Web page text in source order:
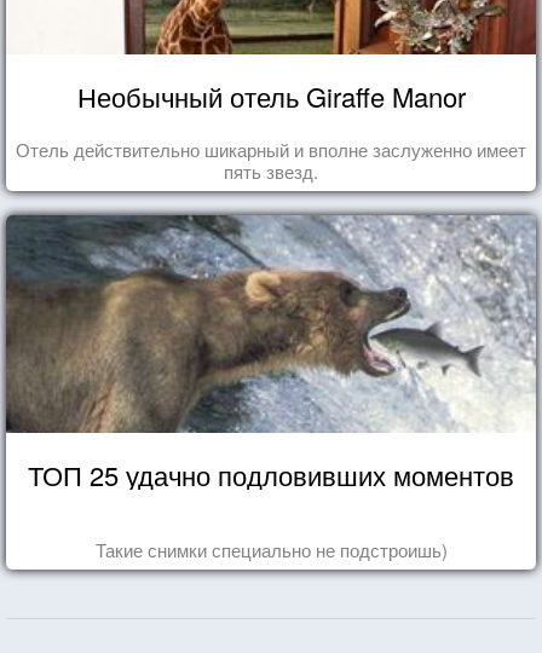
Необычный отель Giraffe Manor
Отель действительно шикарный и вполне заслуженно имеет
пять звезд.
ТОП 25 удачно подловивших моментов
Такие снимки специально не подстроишь)